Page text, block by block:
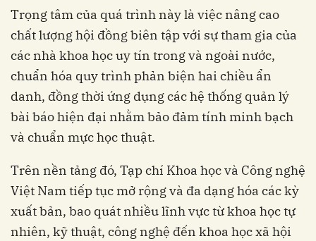
Trọng tâm của quá trình này là việc nâng cao
chất lượng hội đồng biên tập với sự tham gia của
các nhà khoa học uy tín trong và ngoài nước,
chuẩn hóa quy trình phản biện hai chiều ẩn
danh, đồng thời ứng dụng các hệ thống quản lý
bài báo hiện đại nhằm bảo đảm tính minh bạch
và chuẩn mực học thuật.
Trên nền tảng đó, Tạp chí Khoa học và Công nghệ
Việt Nam tiếp tục mở rộng và đa dạng hóa các kỳ
xuất bản, bao quát nhiều lĩnh vực từ khoa học tự
nhiên, kỹ thuật, công nghệ đến khoa học xã hội